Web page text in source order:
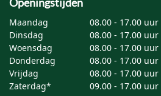
Maandag
08.00 - 17.00 uur
Dinsdag
08.00 - 17.00 uur
Woensdag
08.00 - 17.00 uur
Donderdag
08.00 - 17.00 uur
Vrijdag
08.00 - 17.00 uur
Zaterdag*
09.00 - 17.00 uur